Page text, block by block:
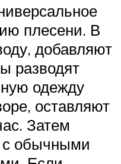
плесени. В
добавляют
разводят
одежду
оставляют
Затем
с обычными